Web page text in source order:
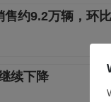
约9.2万辆，环
续下降